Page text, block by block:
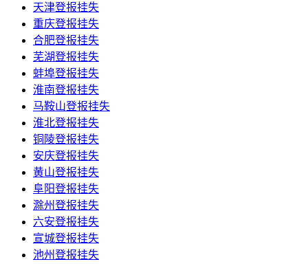
天津登报挂失
重庆登报挂失
合肥登报挂失
芜湖登报挂失
蚌埠登报挂失
淮南登报挂失
马鞍山登报挂失
淮北登报挂失
铜陵登报挂失
安庆登报挂失
黄山登报挂失
阜阳登报挂失
滁州登报挂失
六安登报挂失
宣城登报挂失
池州登报挂失